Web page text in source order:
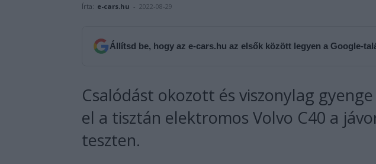
Írta: e-cars.hu - 2022-08-29
Állítsd be, hogy az e-cars.hu az elsők között legyen a Google-
Csalódást okozott és viszonylag
el a tisztán elektromos Volvo C40 a
teszten.